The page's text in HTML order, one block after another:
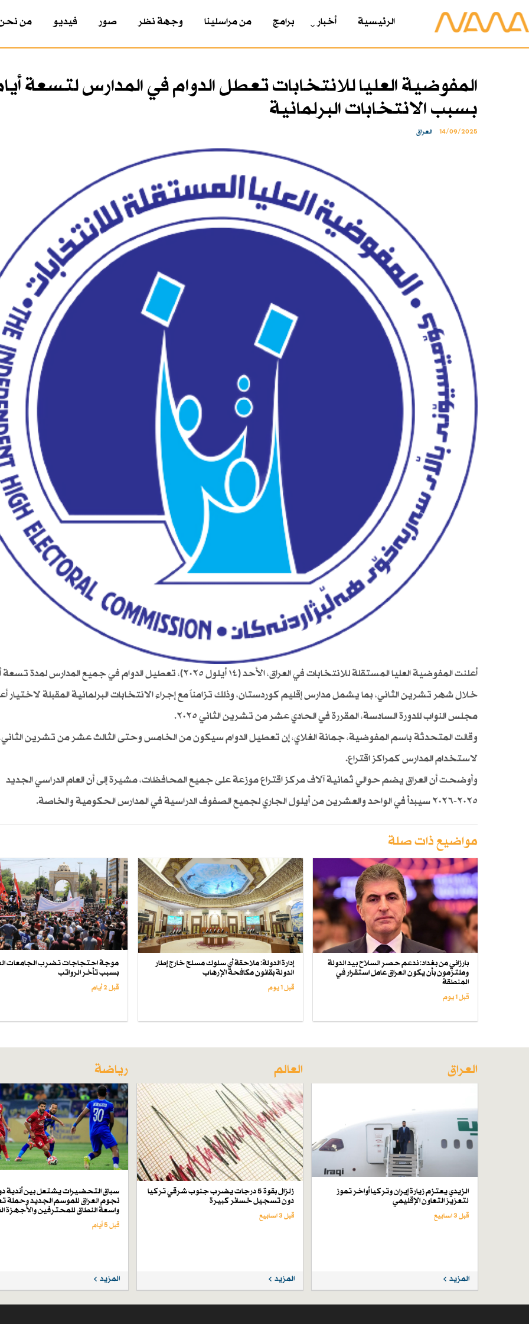
الرئیسیة أخبار برامج من مراسلينا وجهة نظر صور فيديو من
المفوضية العليا للانتخابات تعطل الدوام في المدارس لتسعة
بسبب الانتخابات البرلمانية
14/09/2025 العراق
أعلنت المفوضية العليا المستقلة للانتخابات في العراق، الأحد (١٤ أيلول ٢٠٢٥)، تعطيل الدوام في جميع المدارس
خلال شهر تشرين الثاني، بما يشمل مدارس إقليم كوردستان، وذلك تزامناً مع إجراء الانتخابات البرلمانية المقبلة لاختيار
مجلس النواب للدورة السادسة، المقررة في الحادي عشر من تشرين الثاني ٢٠٢٥.
وقالت المتحدثة باسم المفوضية، جمانة الغلاي، إن تعطيل الدوام سيكون من الخامس وحتى الثالث عشر من تشرين
لاستخدام المدارس كمراكز اقتراع.
وأوضحت أن العراق يضم حوالي ثمانية آلاف مركز اقتراع موزعة على جميع المحافظات، مشيرة إلى أن العام الدراسي الجديد
٢٠٢٥-٢٠٢٦ سيبدأ في الواحد والعشرين من أيلول الجاري لجميع الصفوف الدراسية في المدارس الحكومية والخاصة.
مواضيع ذات صلة
بارزاني من بغداد: ندعم حصر السلاح بيد الدولة
وملتزمون بأن يكون العراق عامل استقرار في
المنطقة
قبل 1 یوم
إدارة الدولة: ملاحقة أي سلوك مسلح خارج إطار
الدولة بقانون مكافحة الإرهاب
قبل 1 یوم
موجة احتجاجات تضرب الجامعات
بسبب تأخر الرواتب
قبل 2 أيام
العراق
الزيدي يعتزم زيارة إيران وتركيا أواخر تموز
لتعزيز التعاون الإقليمي
قبل 3 اسابیع
المزيد
العالم
زلزال بقوة 5 درجات يضرب جنوب شرقي تركيا
دون تسجيل خسائر كبيرة
قبل 3 اسابیع
المزيد
رياضة
سباق التحضيرات يشتعل بين أندية
نجوم العراق للموسم الجديد وحملة
واسعة النطاق للمحترفين والأجهزة
قبل 5 أيام
المزيد